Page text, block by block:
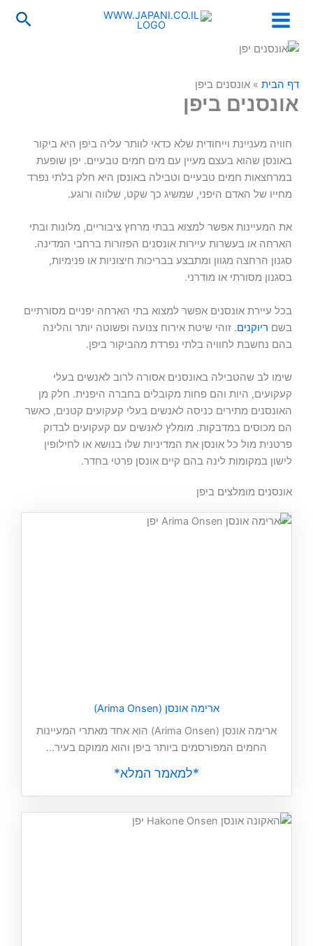
דף הבית » אונסנים ביפן
אונסנים ביפן
חוויה מעניינת וייחודית שלא כדאי לוותר עליה ביפן היא ביקור
באונסן שהוא בעצם מעיין עם מים חמים טבעיים. יפן שופעת
במרחצאות חמים טבעיים וטבילה באונסן היא חלק בלתי נפרד
מחייו של האדם היפני, שמשיג כך שקט, שלווה ורוגע.
את המעיינות אפשר למצוא בבתי מרחץ ציבוריים, מלונות ובתי
הארחה או בעשרות עיירות אונסנים הפזורות ברחבי המדינה.
סגנון הרחצה מגוון ומתבצע בבריכות חיצוניות או פנימיות,
בסגנון מסורתי או מודרני.
בכל עיירת אונסנים אפשר למצוא בתי הארחה יפניים מסורתיים
בשם ריוקנים. זוהי שיטת אירוח צנועה ופשוטה יותר והלינה
בהם נחשבת לחוויה בלתי נפרדת מהביקור ביפן.
שימו לב שהטבילה באונסנים אסורה לרוב לאנשים בעלי
קעקועים, היות והם פחות מקובלים בחברה היפנית. חלק מן
האונסנים מתירים כניסה לאנשים בעלי קעקועים קטנים, כאשר
הם מכוסים במדבקות. מומלץ לאנשים עם קעקועים לבדוק
פרטנית מול כל אונסן את המדיניות שלו בנושא או לחילופין
לישון במקומות לינה בהם קיים אונסן פרטי בחדר.
אונסנים מומלצים ביפן
ארימה אונסן (Arima Onsen)
ארימה אונסן (Arima Onsen) הוא אחד מאתרי המעיינות
החמים המפורסמים ביותר ביפן והוא ממוקם בעיר...
*למאמר המלא*